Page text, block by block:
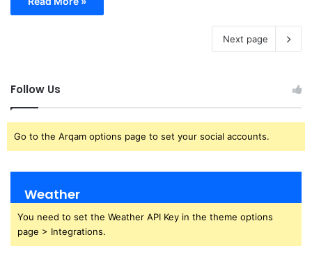
Next page
Follow Us
Go to the Arqam options page to set your social accounts.
Weather
You need to set the Weather API Key in the theme options
page > Integrations.